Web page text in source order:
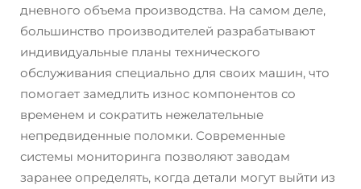
дневного объема производства. На самом деле,
большинство производителей разрабатывают
индивидуальные планы технического
обслуживания специально для своих машин, что
помогает замедлить износ компонентов со
временем и сократить нежелательные
непредвиденные поломки. Современные
системы мониторинга позволяют заводам
заранее определять, когда детали могут выйти из